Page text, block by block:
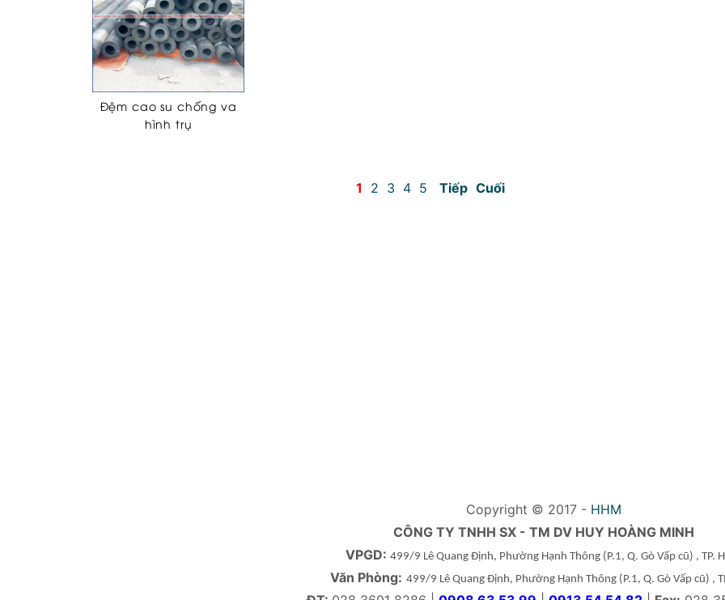
Đệm cao su chống va
hình trụ
1 2 3 4 5 Tiếp Cuối
Copyright © 2017 - HHM
CÔNG TY TNHH SX - TM DV HUY HOÀNG MINH
VPGD: 499/9 Lê Quang Định, Phường Hạnh Thông (P.1, Q. Gò Vấp cũ) , TP.
Văn Phòng: 499/9 Lê Quang Định, Phường Hạnh Thông(P.1, Q. Gò Vấp cũ) ,